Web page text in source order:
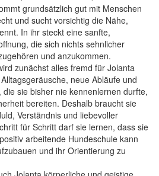
grundsätzlich gut mit Menschen
und sucht vorsichtig die Nähe,
In ihr steckt eine sanfte,
die sich nichts sehnlicher
und anzukommen.
zunächst alles fremd für Jolanta
neue Abläufe und
sie bisher nie kennenlernen durfte,
bereiten. Deshalb braucht sie
Verständnis und liebevoller
für Schritt darf sie lernen, dass sie
arbeitende Hundeschule kann
und ihr Orientierung zu